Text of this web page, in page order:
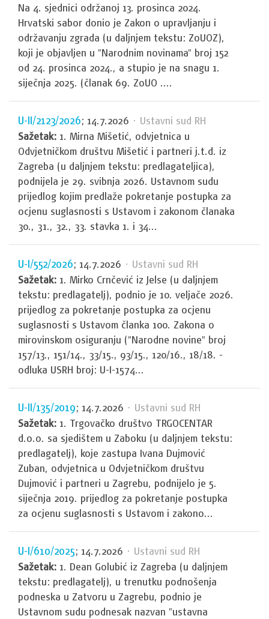
Na 4. sjednici održanoj 13. prosinca 2024.
Hrvatski sabor donio je Zakon o upravljanju i
održavanju zgrada (u daljnjem tekstu: ZoUOZ),
koji je objavljen u "Narodnim novinama" broj 152
od 24. prosinca 2024., a stupio je na snagu 1.
siječnja 2025. (članak 69. ZoUO ....
U-II/2123/2026; 14.7.2026 · Ustavni sud RH
Sažetak: 1. Mirna Mišetić, odvjetnica u
Odvjetničkom društvu Mišetić i partneri j.t.d. iz
Zagreba (u daljnjem tekstu: predlagateljica),
podnijela je 29. svibnja 2026. Ustavnom sudu
prijedlog kojim predlaže pokretanje postupka za
ocjenu suglasnosti s Ustavom i zakonom članaka
30., 31., 32., 33. stavka 1. i 34...
U-I/552/2026; 14.7.2026 · Ustavni sud RH
Sažetak: 1. Mirko Crnčević iz Jelse (u daljnjem
tekstu: predlagatelj), podnio je 10. veljače 2026.
prijedlog za pokretanje postupka za ocjenu
suglasnosti s Ustavom članka 100. Zakona o
mirovinskom osiguranju ("Narodne novine" broj
157/13., 151/14., 33/15., 93/15., 120/16., 18/18. -
odluka USRH broj: U-I-1574...
U-II/135/2019; 14.7.2026 · Ustavni sud RH
Sažetak: 1. Trgovačko društvo TRGOCENTAR
d.o.o. sa sjedištem u Zaboku (u daljnjem tekstu:
predlagatelj), koje zastupa Ivana Dujmović
Zuban, odvjetnica u Odvjetničkom društvu
Dujmović i partneri u Zagrebu, podnijelo je 5.
siječnja 2019. prijedlog za pokretanje postupka
za ocjenu suglasnosti s Ustavom i zakono...
U-I/610/2025; 14.7.2026 · Ustavni sud RH
Sažetak: 1. Dean Golubić iz Zagreba (u daljnjem
tekstu: predlagatelj), u trenutku podnošenja
podneska u Zatvoru u Zagrebu, podnio je
Ustavnom sudu podnesak nazvan "ustavna